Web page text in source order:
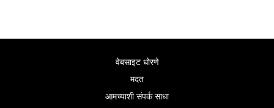
वेबसाइट धोरणे
मदत
आमच्याशी संपर्क साधा